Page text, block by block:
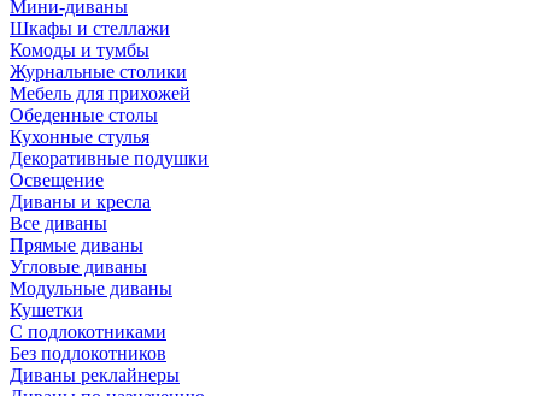
Мини-диваны
Шкафы и стеллажи
Комоды и тумбы
Журнальные столики
Мебель для прихожей
Обеденные столы
Кухонные стулья
Декоративные подушки
Освещение
Диваны и кресла
Все диваны
Прямые диваны
Угловые диваны
Модульные диваны
Кушетки
С подлокотниками
Без подлокотников
Диваны реклайнеры